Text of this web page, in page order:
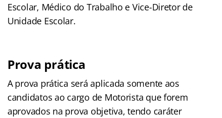
Escolar, Médico do Trabalho e Vice-Diretor de
Unidade Escolar.
Prova prática
A prova prática será aplicada somente aos
candidatos ao cargo de Motorista que forem
aprovados na prova objetiva, tendo caráter